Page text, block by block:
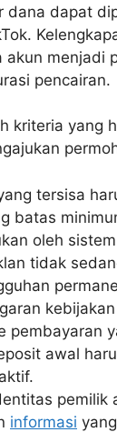
dana dapat
akun menjadi
pencairan.
kriteria yang
tersisa
batas
oleh
tidak
pembayaran
awal
pemilik
informasi